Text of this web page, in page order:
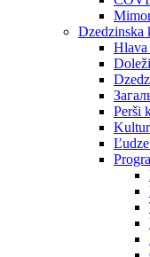
Dzedzinska
Hlava
Perši